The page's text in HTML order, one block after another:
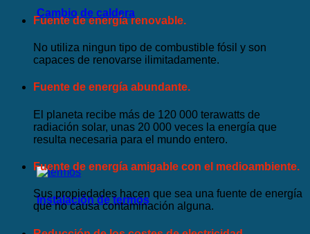
Cambio de caldera
Instalación de termos
Fuente de energía renovable.
No utiliza ningun tipo de combustible fósil y son
capaces de renovarse ilimitadamente.
Fuente de energía abundante.
El planeta recibe más de 120 000 terawatts de
radiación solar, unas 20 000 veces la energía que
resulta necesaria para el mundo entero.
Fuente de energía amigable con el medioambiente.
Sus propiedades hacen que sea una fuente de energía
que no causa contaminación alguna.